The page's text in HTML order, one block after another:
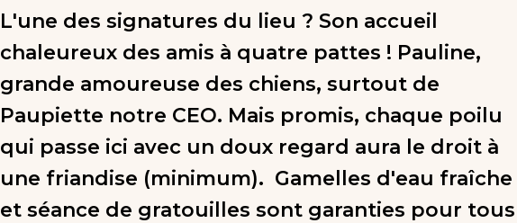
L'une des signatures du lieu ? Son accueil
chaleureux des amis à quatre pattes ! Pauline,
grande amoureuse des chiens, surtout de
Paupiette notre CEO. Mais promis, chaque poilu
qui passe ici avec un doux regard aura le droit à
une friandise (minimum). Gamelles d'eau fraîche
et séance de gratouilles sont garanties pour tous